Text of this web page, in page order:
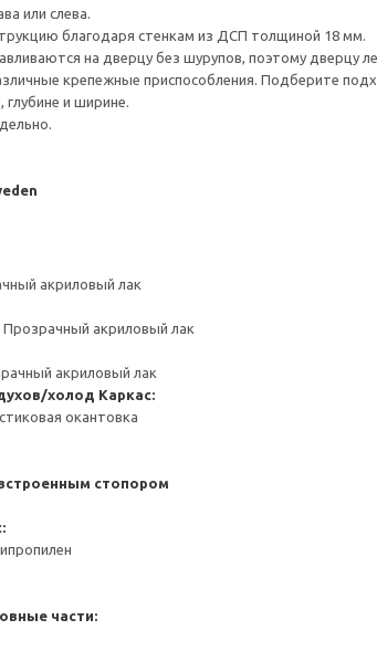
или слева.
благодаря стенкам из ДСП толщиной 18 мм.
на дверцу без шурупов, поэтому дверцу
крепежные приспособления. Подберите
глубине и ширине.
акриловый лак
акриловый лак
акриловый лак
холод Каркас:
окантовка
стопором
части: